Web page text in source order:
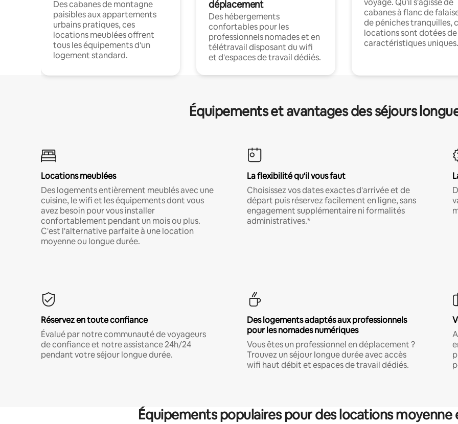
Des cabanes de montagne
paisibles aux appartements
urbains pratiques, ces
locations meublées offrent
tous les équipements d'un
logement standard.
déplacement
Des hébergements
confortables pour les
professionnels nomades et en
télétravail disposant du wifi
et d'espaces de travail dédiés.
voyage. Qu'il s'agisse de
cabanes à flanc de
de péniches tranquilles,
locations sont dotées de
caractéristiques uniques.
Équipements et avantages des séjours
Locations meublées
Des logements entièrement meublés avec une
cuisine, le wifi et les équipements dont vous
avez besoin pour vous installer
confortablement pendant un mois ou plus.
C'est l'alternative parfaite à une location
moyenne ou longue durée.
La flexibilité qu'il vous faut
Choisissez vos dates exactes d'arrivée et de
départ puis réservez facilement en ligne, sans
engagement supplémentaire ni formalités
administratives.*
Réservez en toute confiance
Évalué par notre communauté de voyageurs
de confiance et notre assistance 24h/24
pendant votre séjour longue durée.
Des logements adaptés aux professionnels
pour les nomades numériques
Vous êtes un professionnel en déplacement ?
Trouvez un séjour longue durée avec accès
wifi haut débit et espaces de travail dédiés.
Équipements populaires pour des locations